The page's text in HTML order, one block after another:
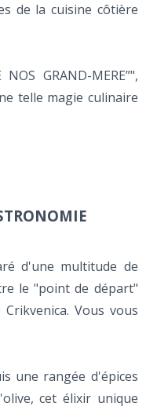
de la cuisine côtière
GRAND-MERE”",
telle magie culinaire
d'une multitude de
le "point de départ"
Vous vous
une rangée d'épices
cet élixir unique